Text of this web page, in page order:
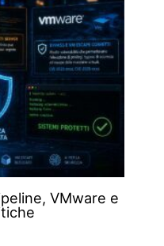
VMware e